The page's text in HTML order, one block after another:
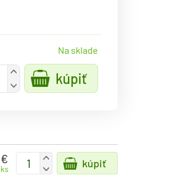
Na sklade
+
-
kúpiť
+
-
kúpiť